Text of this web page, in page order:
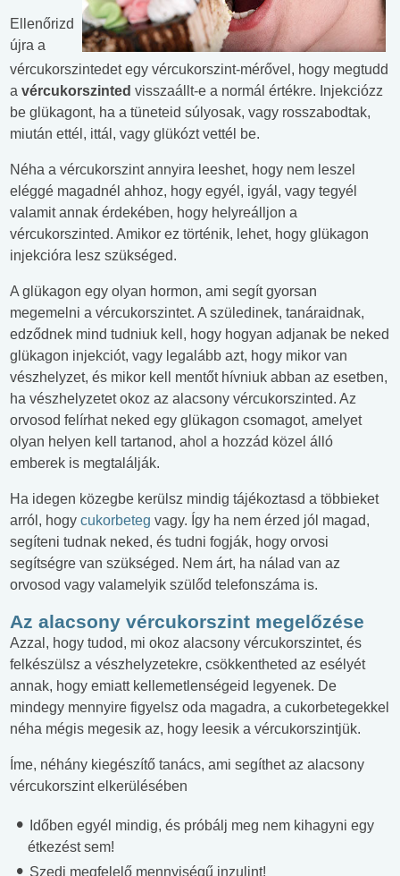
Ellenőrizd
újra a
vércukorszintedet egy vércukorszint-mérővel, hogy megtudd
a vércukorszinted visszaállt-e a normál értékre. Injekciózz
be glükagont, ha a tüneteid súlyosak, vagy rosszabodtak,
miután ettél, ittál, vagy glükózt vettél be.
Néha a vércukorszint annyira leeshet, hogy nem leszel
eléggé magadnél ahhoz, hogy egyél, igyál, vagy tegyél
valamit annak érdekében, hogy helyreálljon a
vércukorszinted. Amikor ez történik, lehet, hogy glükagon
injekcióra lesz szükséged.
A glükagon egy olyan hormon, ami segít gyorsan
megemelni a vércukorszintet. A szüledinek, tanáraidnak,
edződnek mind tudniuk kell, hogy hogyan adjanak be neked
glükagon injekciót, vagy legalább azt, hogy mikor van
vészhelyzet, és mikor kell mentőt hívniuk abban az esetben,
ha vészhelyzetet okoz az alacsony vércukorszinted. Az
orvosod felírhat neked egy glükagon csomagot, amelyet
olyan helyen kell tartanod, ahol a hozzád közel álló
emberek is megtalálják.
Ha idegen közegbe kerülsz mindig tájékoztasd a többieket
arról, hogy cukorbeteg vagy. Így ha nem érzed jól magad,
segíteni tudnak neked, és tudni fogják, hogy orvosi
segítségre van szükséged. Nem árt, ha nálad van az
orvosod vagy valamelyik szülőd telefonszáma is.
Az alacsony vércukorszint megelőzése
Azzal, hogy tudod, mi okoz alacsony vércukorszintet, és
felkészülsz a vészhelyzetekre, csökkentheted az esélyét
annak, hogy emiatt kellemetlenségeid legyenek. De
mindegy mennyire figyelsz oda magadra, a cukorbetegekkel
néha mégis megesik az, hogy leesik a vércukorszintjük.
Íme, néhány kiegészítő tanács, ami segíthet az alacsony
vércukorszint elkerülésében
Időben egyél mindig, és próbálj meg nem kihagyni egy
étkezést sem!
Szedj megfelelő mennyiségű inzulint!